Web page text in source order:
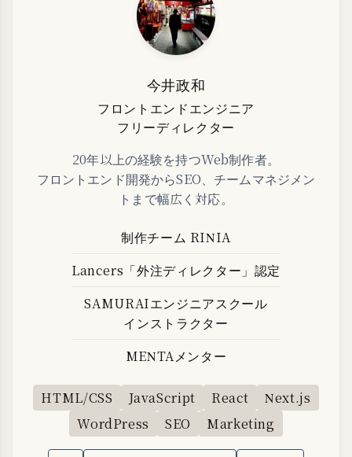
今井政和
フロントエンドエンジニア
フリーディレクター
20年以上の経験を持つWeb制作者。
フロントエンド開発からSEO、チームマネジメン
トまで幅広く対応。
制作チーム RINIA
Lancers「外注ディレクター」認定
SAMURAIエンジニアスクール
インストラクター
MENTAメンター
HTML/CSS JavaScript React
Next.js
WordPress
SEO Marketing